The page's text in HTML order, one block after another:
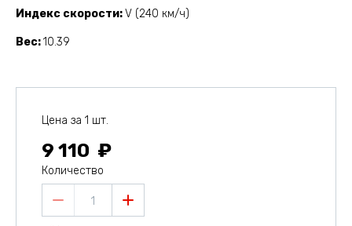
Индекс скорости V (240 км/ч)
Вес 10.39
Цена за 1 шт.
9 110
Количество
1